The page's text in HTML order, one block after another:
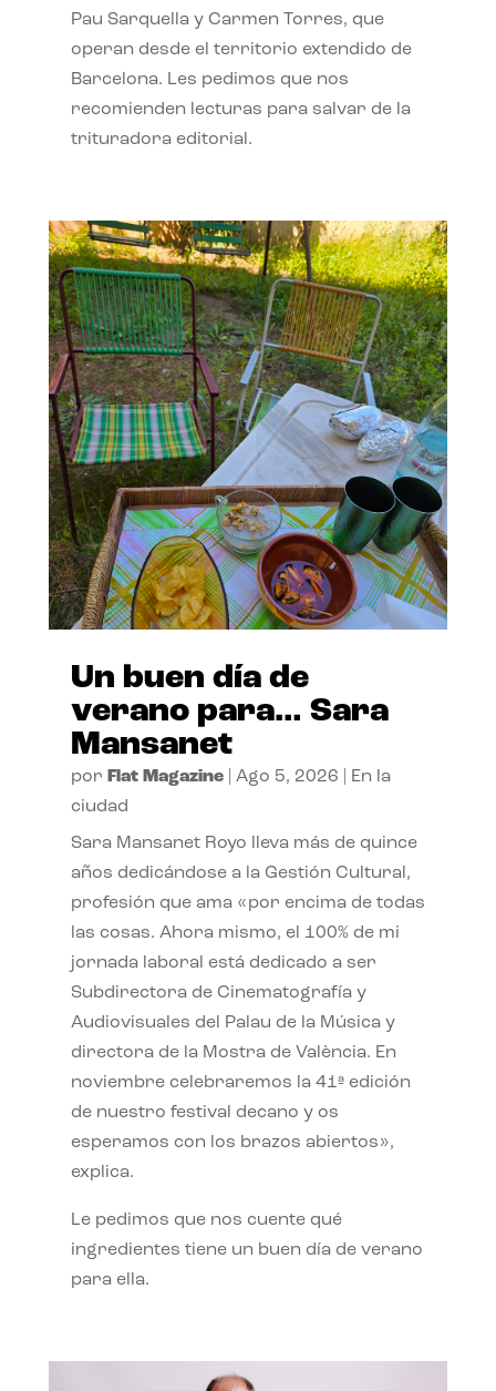
Pau Sarquella y Carmen Torres, que
operan desde el territorio extendido de
Barcelona. Les pedimos que nos
recomienden lecturas para salvar de la
trituradora editorial.
Un buen día de
verano para… Sara
Mansanet
por Flat Magazine| Ago 5, 2026
En la
ciudad
Sara Mansanet Royo lleva más de quince
años dedicándose a la Gestión Cultural,
profesión que ama «por encima de todas
las cosas. Ahora mismo, el 100% de mi
jornada laboral está dedicado a ser
Subdirectora de Cinematografía y
Audiovisuales del Palau de la Música y
directora de la Mostra de València. En
noviembre celebraremos la 41ª edición
de nuestro festival decano y os
esperamos con los brazos abiertos»,
explica.
Le pedimos que nos cuente qué
ingredientes tiene un buen día de verano
para ella.